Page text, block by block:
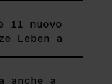
il nuovo
Leben a
anche a